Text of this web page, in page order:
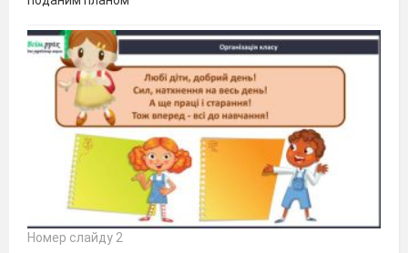
Номер слайду 2